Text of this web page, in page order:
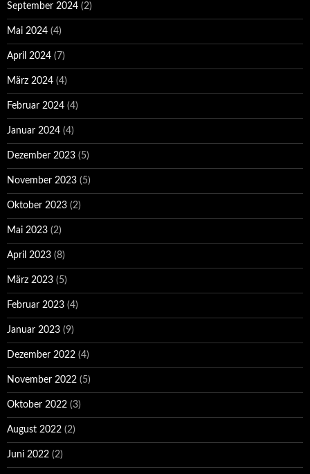
September 2024 (2)
Mai 2024 (4)
April 2024 (7)
März 2024 (4)
Februar 2024 (4)
Januar 2024 (4)
Dezember 2023 (5)
November 2023 (5)
Oktober 2023 (2)
Mai 2023 (2)
April 2023 (8)
März 2023 (5)
Februar 2023 (4)
Januar 2023 (9)
Dezember 2022 (4)
November 2022 (5)
Oktober 2022 (3)
August 2022 (2)
Juni 2022 (2)